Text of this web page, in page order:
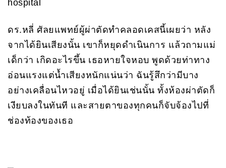
ดร.หลี่ ศัลยแพทย์ผู้ผ่าตัดทำคลอดเคสนี้เผยว่า หลัง
จากได้ยินเสียงนั้น เขาก็หยุดดำเนินการ แล้วถามแม่
เด็กว่า เกิดอะไรขึ้น เธอหายใจหอบ พูดด้วยท่าทาง
อ่อนแรงแต่น้ำเสียงหนักแน่นว่า ฉันรู้สึกว่ามีบาง
อย่างเคลื่อนไหวอยู่ เมื่อได้ยินเช่นนั้น ทั้งห้องผ่าตัดก็
เงียบลงในทันที และสายตาของทุกคนก็จับจ้องไปที่
ช่องท้องของเธอ